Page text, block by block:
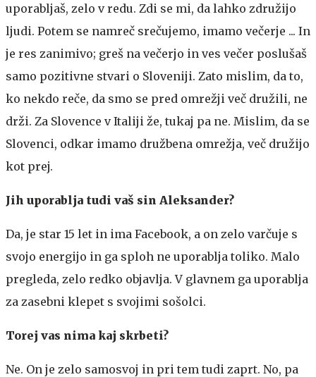
uporabljaš, zelo v redu. Zdi se mi, da lahko združijo
ljudi. Potem se namreč srečujemo, imamo večerje ... In
je res zanimivo; greš na večerjo in ves večer poslušaš
samo pozitivne stvari o Sloveniji. Zato mislim, da to,
ko nekdo reče, da smo se pred omrežji več družili, ne
drži. Za Slovence v Italiji že, tukaj pa ne. Mislim, da se
Slovenci, odkar imamo družbena omrežja, več družijo
kot prej.
Jih uporablja tudi vaš sin Aleksander?
Da, je star 15 let in ima Facebook, a on zelo varčuje s
svojo energijo in ga sploh ne uporablja toliko. Malo
pregleda, zelo redko objavlja. V glavnem ga uporablja
za zasebni klepet s svojimi sošolci.
Torej vas nima kaj skrbeti?
Ne. On je zelo samosvoj in pri tem tudi zaprt. No, pa